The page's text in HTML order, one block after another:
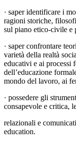
· saper identificare i
ragioni storiche,
sul piano etico-civile e
· saper confrontare
varietà della realtà
educativi e ai processi
dell’educazione
mondo del lavoro, ai
· possedere gli
consapevole e critica,
relazionali e
education.